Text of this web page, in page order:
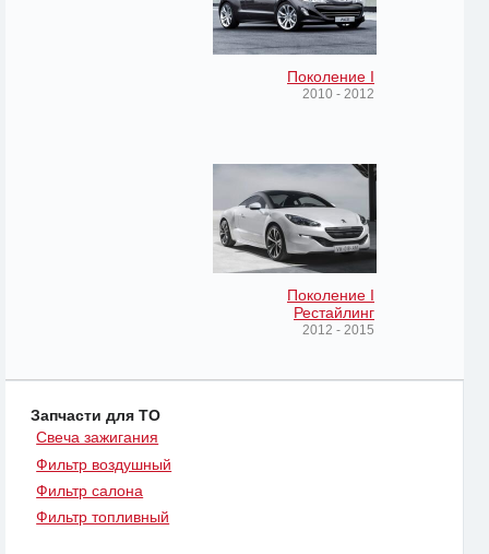
Поколение I
2010 - 2012
Поколение I
Рестайлинг
2012 - 2015
Запчасти для ТО
Свеча зажигания
Фильтр воздушный
Фильтр салона
Фильтр топливный